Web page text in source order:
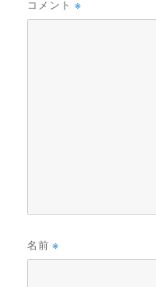
コメント※
名前※